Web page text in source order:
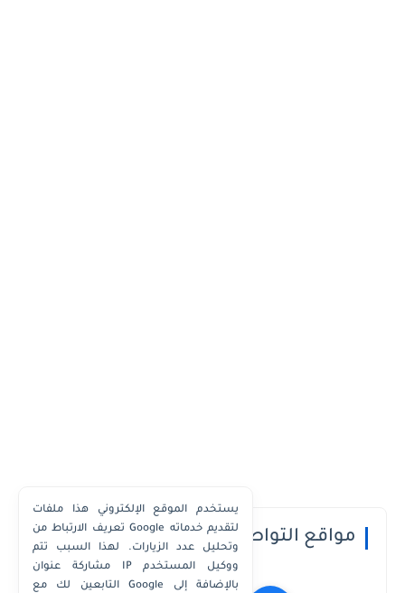
مواقع التواصل الاجتماعي
يستخدم الموقع الإلكتروني هذا ملفات
تعريف الارتباط من Google لتقديم خدماته
وتحليل عدد الزيارات. لهذا السبب تتم
مشاركة عنوان IP ووكيل المستخدم
التابعين لك مع Google بالإضافة إلى